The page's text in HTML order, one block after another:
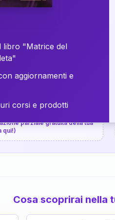
gratuita
parziale gratuita della tua
qui!)
Cosa scoprirai nella
libro "Matrice del
aggiornamenti e
corsi e prodotti